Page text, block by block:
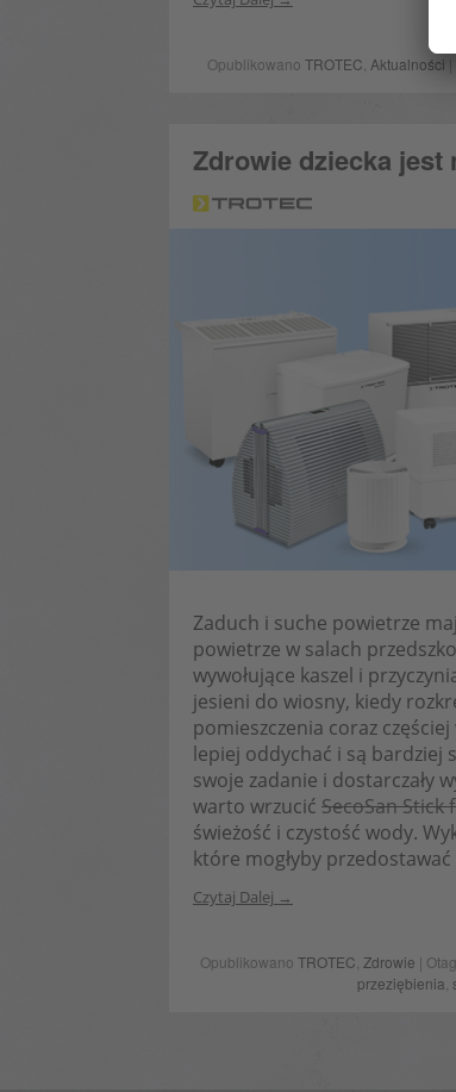
OpublikowanoTROTEC Aktualności
Zdrowie dziecka jest
Zaduch i suche powietrze
powietrze w salach
wywołujące kaszel i
jesieni do wiosny, kiedy
pomieszczenia coraz
lepiej oddychać i są bardziej
swoje zadanie i dostarczały
warto wrzucić SecoSan
świeżość i czystość wody.
które mogłyby
Czytaj Dalej
Opublikowano TROTEC Zdrowie |
przeziębienia ,